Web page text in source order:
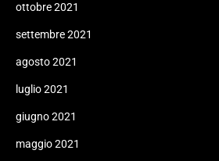
ottobre 2021
settembre 2021
agosto 2021
luglio 2021
giugno 2021
maggio 2021